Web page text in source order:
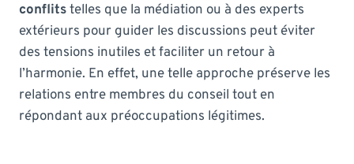
conflitstelles que la médiation ou à des experts
extérieurs pour guider les discussions peut éviter
des tensions inutiles et faciliter un retour à
l’harmonie. En effet, une telle approche préserve les
relations entre membres du conseil tout en
répondant aux préoccupations légitimes.